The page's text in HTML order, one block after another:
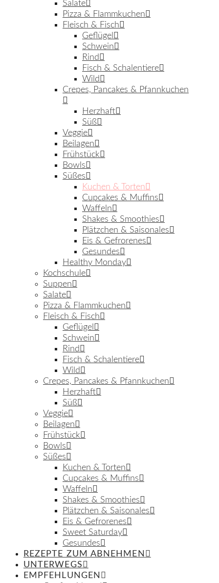
Salate
Pizza & Flammkuchen
Fleisch & Fisch
Geflügel
Schwein
Rind
Fisch & Schalentiere
Wild
Crepes, Pancakes & Pfannkuchen
Herzhaft
Süß
Veggie
Beilagen
Frühstück
Bowls
Süßes
Kuchen & Torten
Cupcakes & Muffins
Waffeln
Shakes & Smoothies
Plätzchen & Saisonales
Eis & Gefrorenes
Gesundes
Healthy Monday
Kochschule
Suppen
Salate
Pizza & Flammkuchen
Fleisch & Fisch
Geflügel
Schwein
Rind
Fisch & Schalentiere
Wild
Crepes, Pancakes & Pfannkuchen
Herzhaft
Süß
Veggie
Beilagen
Frühstück
Bowls
Süßes
Kuchen & Torten
Cupcakes & Muffins
Waffeln
Shakes & Smoothies
Plätzchen & Saisonales
Eis & Gefrorenes
Sweet Saturday
Gesundes
REZEPTE ZUM ABNEHMEN
UNTERWEGS
EMPFEHLUNGEN